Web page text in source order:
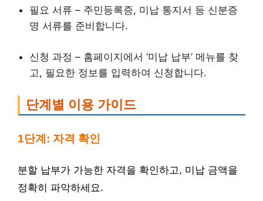
필요 서류 – 주민등록증, 미납 통지서 등 신분증
명 서류를 준비합니다.
신청 과정 – 홈페이지에서 ‘미납 납부’ 메뉴를 찾
고, 필요한 정보를 입력하여 신청합니다.
단계별 이용 가이드
1단계: 자격 확인
분할 납부가 가능한 자격을 확인하고, 미납 금액을
정확히 파악하세요.